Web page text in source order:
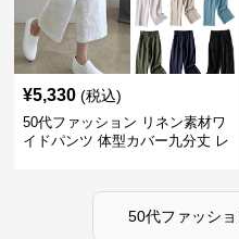
¥5,330 (税込)
50代ファッション リネン素材ワ
イドパンツ 体型カバー九分丈 レ
50代ファッショ